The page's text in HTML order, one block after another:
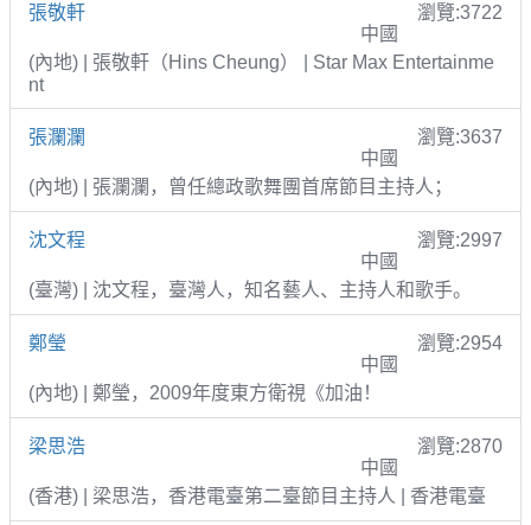
張敬軒
瀏覽:3722
中國
(內地) | 張敬軒（Hins Cheung） | Star Max Entertainme
nt
張瀾瀾
瀏覽:3637
中國
(內地) | 張瀾瀾，曾任總政歌舞團首席節目主持人；
沈文程
瀏覽:2997
中國
(臺灣) | 沈文程，臺灣人，知名藝人、主持人和歌手。
鄭瑩
瀏覽:2954
中國
(內地) | 鄭瑩，2009年度東方衛視《加油！
梁思浩
瀏覽:2870
中國
(香港) | 梁思浩，香港電臺第二臺節目主持人 | 香港電臺